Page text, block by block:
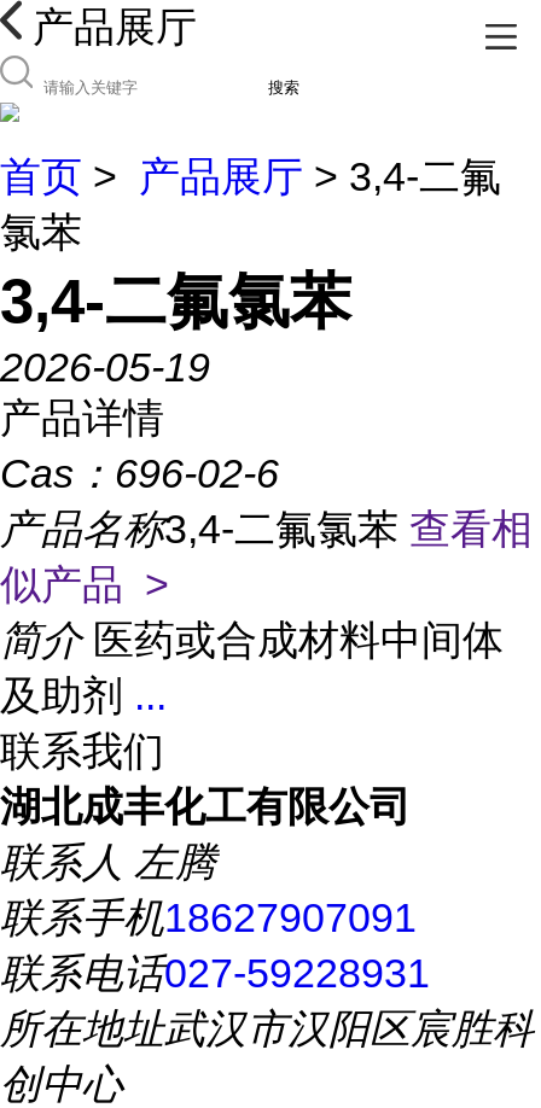
产品展厅
搜索
首页 > 产品展厅 > 3,4-二氟
氯苯
3,4-二氟氯苯
2026-05-19
产品详情
Cas： 696-02-6
产品名称3,4-二氟氯苯 查看相
似产品 >
简介 医药或合成材料中间体
及助剂 ...
联系我们
湖北成丰化工有限公司
联系人 左腾
联系手机18627907091
联系电话027-59228931
所在地址武汉市汉阳区宸胜科
创中心